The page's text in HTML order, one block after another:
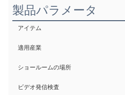
製品パラメータ
アイテム
適用産業
ショールームの場所
ビデオ発信検査